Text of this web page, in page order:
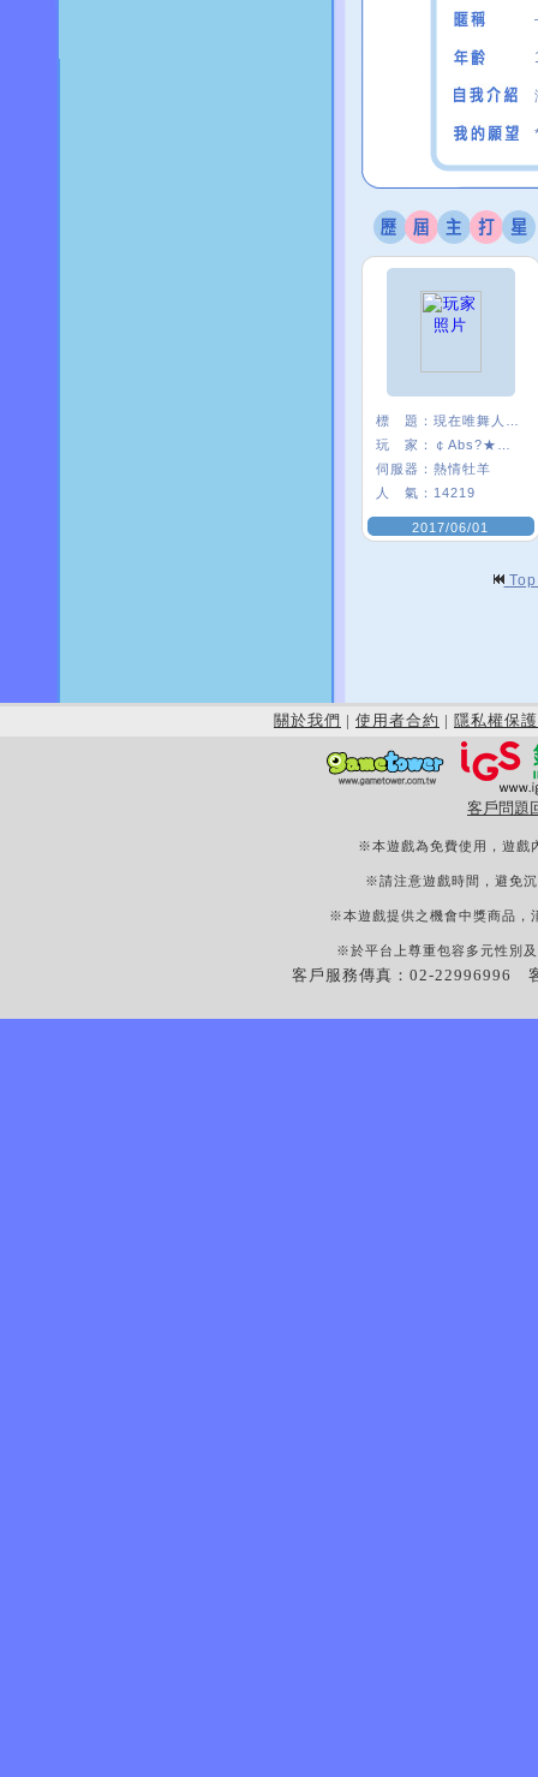
標 題：
玩 家：
伺服器： 熱情牡羊
人 氣： 14219
2017/06/01
關於我們 | 使用者合約 | 隱私權保護
客戶問題
※本遊戲為免費使用，遊戲
※請注意遊戲時間，避免
※本遊戲提供之機會中獎商品，
※於平台上尊重包容多元性別
客戶服務傳真：02-22996996